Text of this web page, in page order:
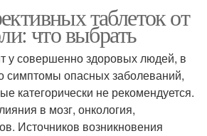
таблеток от
что выбрать
у совершенно здоровых людей, в
симптомы опасных заболеваний,
категорически не рекомендуется.
в мозг, онкология,
Источников возникновения